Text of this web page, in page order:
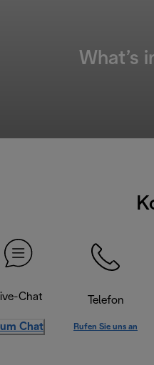
What’s
Chat
Chat
Telefon
Rufen Sie uns an